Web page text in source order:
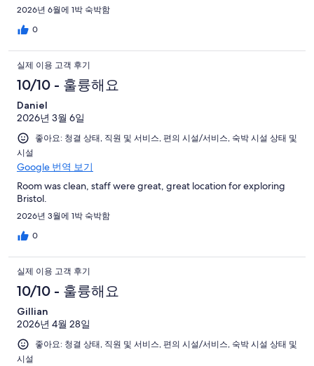
2026년 6월에 1박 숙박함
0
실제 이용 고객 후기
10/10 - 훌륭해요
Daniel
2026년 3월 6일
좋아요: 청결 상태, 직원 및 서비스, 편의 시설/서비스, 숙박 시설 상태 및
시설
Google 번역 보기
Room was clean, staff were great, great location for exploring
Bristol.
2026년 3월에 1박 숙박함
0
실제 이용 고객 후기
10/10 - 훌륭해요
Gillian
2026년 4월 28일
좋아요: 청결 상태, 직원 및 서비스, 편의 시설/서비스, 숙박 시설 상태 및
시설